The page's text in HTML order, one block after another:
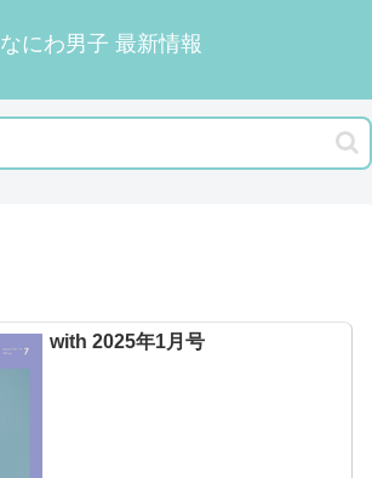
なにわ男子 最新情報
with 2025年1月号